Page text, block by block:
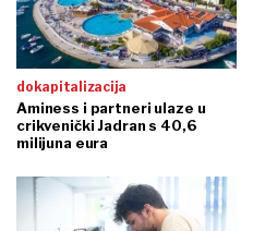
dokapitalizacija
Aminess i partneri ulaze u
crikvenički Jadran s 40,6
milijuna eura